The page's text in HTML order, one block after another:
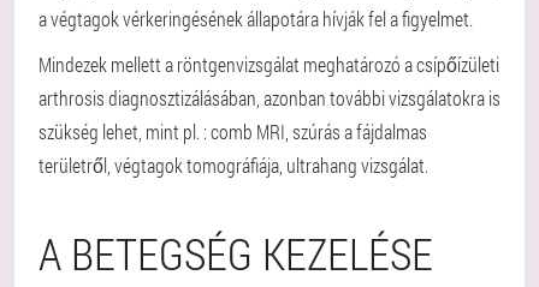
a végtagok vérkeringésének állapotára hívják fel a figyelmet.
Mindezek mellett a röntgenvizsgálat meghatározó a csípőízületi
arthrosis diagnosztizálásában, azonban további vizsgálatokra is
szükség lehet, mint pl. : comb MRI, szúrás a fájdalmas
területről, végtagok tomográfiája, ultrahang vizsgálat.
A BETEGSÉG KEZELÉSE